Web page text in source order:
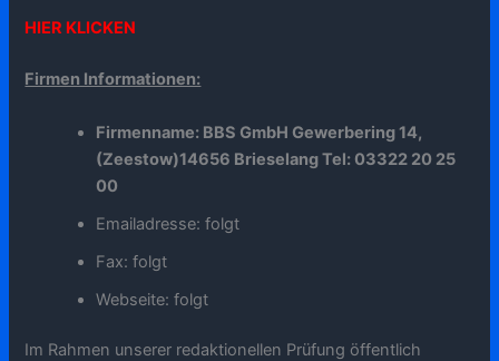
HIER KLICKEN
Firmen Informationen:
Firmenname: BBS GmbH Gewerbering 14,
(Zeestow)14656 Brieselang Tel: 03322 20 25
00
Emailadresse: folgt
Fax: folgt
Webseite: folgt
Im Rahmen unserer redaktionellen Prüfung öffentlich